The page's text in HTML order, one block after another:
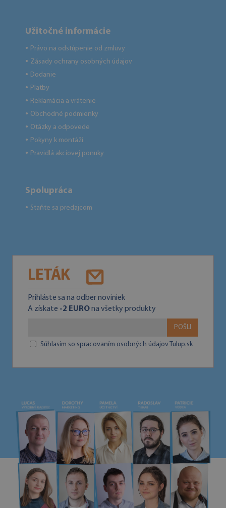
Užitočné informácie
● Právo na odstúpenie od zmluvy
● Zásady ochrany osobných údajov
● Dodanie
● Platby
● Reklamácia a vrátenie
● Obchodné podmienky
● Otázky a odpovede
● Pokyny k montáži
● Pravidlá akciovej ponuky
Spolupráca
● Staňte sa predajcom
LETÁK
Prihláste sa na odber noviniek
A získate -2 EUROna všetky produkty
POŠLI
Súhlasím so spracovaním osobných údajov Tulup.sk